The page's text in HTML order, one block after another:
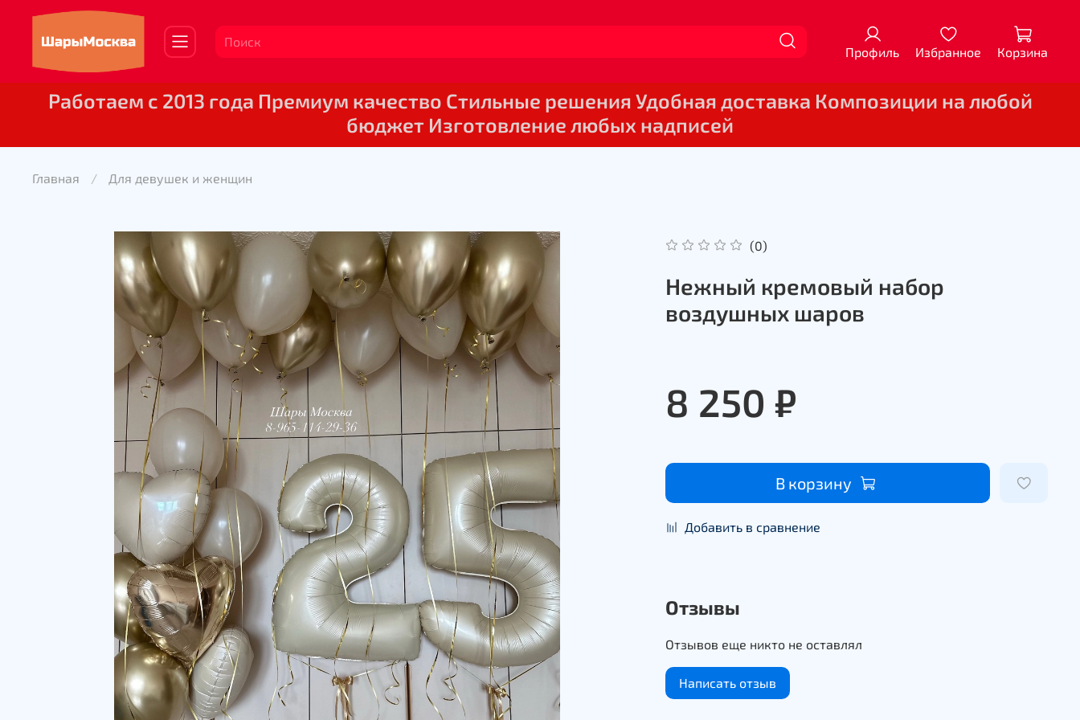
Профиль Избранное Корзина
Работаем с 2013 года Премиум качество Стильные решения Удобная доставка Композиции на любой
бюджет Изготовление любых надписей
Главная Для девушек и женщин
(0)
Нежный кремовый набор
воздушных шаров
8 250 ₽
В корзину
Добавить в сравнение
Отзывы
Отзывов еще никто не оставлял
Написать отзыв